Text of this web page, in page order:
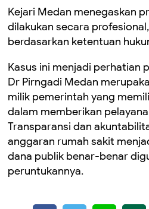
Kejari Medan menegaskan
dilakukan secara
berdasarkan ketentuan
Kasus ini menjadi perhatian
Dr Pirngadi Medan
milik pemerintah yang
dalam memberikan
Transparansi dan
anggaran rumah sakit
dana publik benar-benar
peruntukannya.